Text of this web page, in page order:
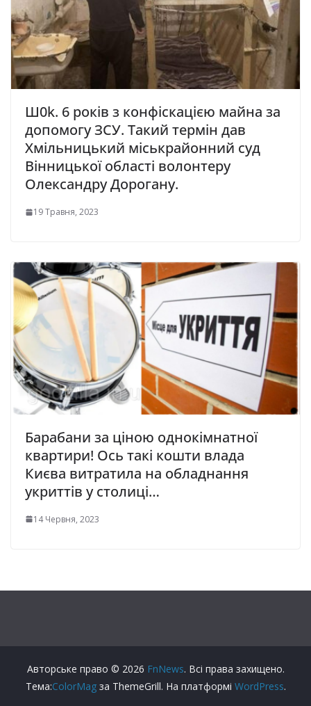
Ш0k. 6 років з конфіскацією майна за
допомогу ЗСУ. Такий термін дав
Хмільницький міськрайонний суд
Вінницької області волонтеру
Олександру Дорогану.
19 Травня, 2023
Барабани за ціною однокімнатної
квартири! Ось такі кошти влада
Києва витратила на обладнання
укриттів у столиці…
14 Червня, 2023
Авторське право © 2026 FnNews. Всі права захищено.
Тема:ColorMagза ThemeGrill. На платформі WordPress.